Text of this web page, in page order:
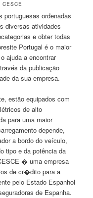
CESCE
portuguesas ordenadas
diversas atividades
e obter todas
Portugal é o maior
ajuda a encontrar
da publicação
da sua empresa.
estão equipados com
de alto
para uma maior
depende,
a bordo do veículo,
tipo e da potência da
� uma empresa
de cr�dito para a
pelo Estado Espanhol
de Espanha.